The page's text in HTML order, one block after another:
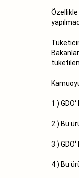
1 )
2 ) Bu
3 )
4 ) Bu